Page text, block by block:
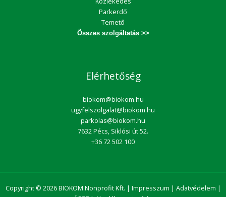
Parkerdő
Temető
Összes szolgáltatás >>
Elérhetőség
biokom@biokom.hu
ugyfelszolgalat@biokom.hu
parkolas@biokom.hu
7632 Pécs, Siklósi út 52.
+36 72 502 100
Copyright © 2026 BIOKOM Nonprofit Kft. | Impresszum | Adatvédelem |